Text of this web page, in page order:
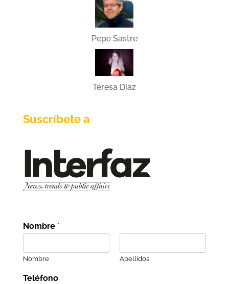
Pepe Sastre
Teresa Díaz
Suscríbete a
Nombre *
Nombre Apellidos
Teléfono